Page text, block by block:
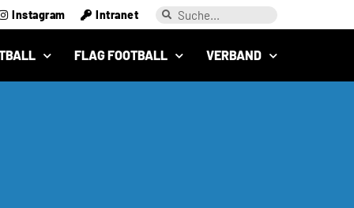
Instagram Intranet
FLAG FOOTBALL VERBAND